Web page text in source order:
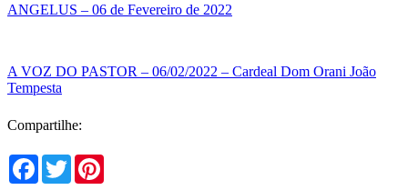
ANGELUS – 06 de Fevereiro de 2022
A VOZ DO PASTOR – 06/02/2022 – Cardeal Dom Orani João
Tempesta
Compartilhe:
Facebook
Twitter